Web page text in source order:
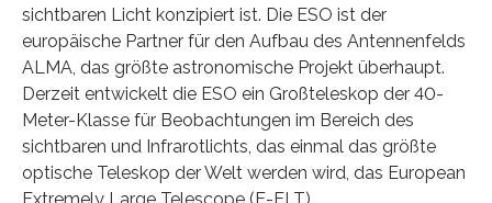
sichtbaren Licht konzipiert ist. Die ESO ist der
europäische Partner für den Aufbau des Antennenfelds
ALMA, das größte astronomische Projekt überhaupt.
Derzeit entwickelt die ESO ein Großteleskop der 40-
Meter-Klasse für Beobachtungen im Bereich des
sichtbaren und Infrarotlichts, das einmal das größte
optische Teleskop der Welt werden wird, das European
Extremely Large Telescope (E-ELT).